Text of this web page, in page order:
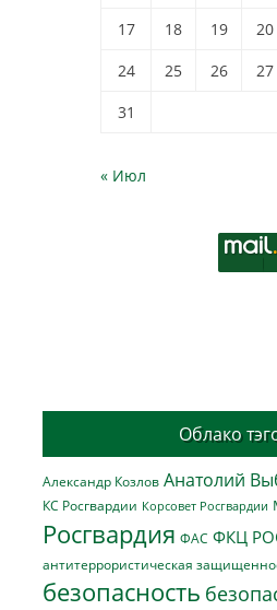
17
18 19 20
24
25 26 27
31
« Июл
Облако
Александр Козлов Анатолий
КС Росгвардии Корсовет Росгвардии
Росгвардия ФАС ФКЦ
антитеррористическая
безопасность